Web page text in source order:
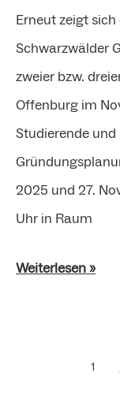
Erneut zeigt
Schwarzwälder
zweier bzw.
Offenburg im
Studierende und
2025 und 27.
Uhr in Raum
Weiterlesen »
1